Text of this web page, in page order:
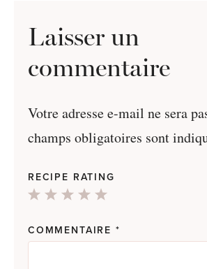
Laisser un
commentaire
Votre adresse e-mail ne sera
champs obligatoires sont
RECIPE RATING
4
3
2
1
COMMENTAIRE *